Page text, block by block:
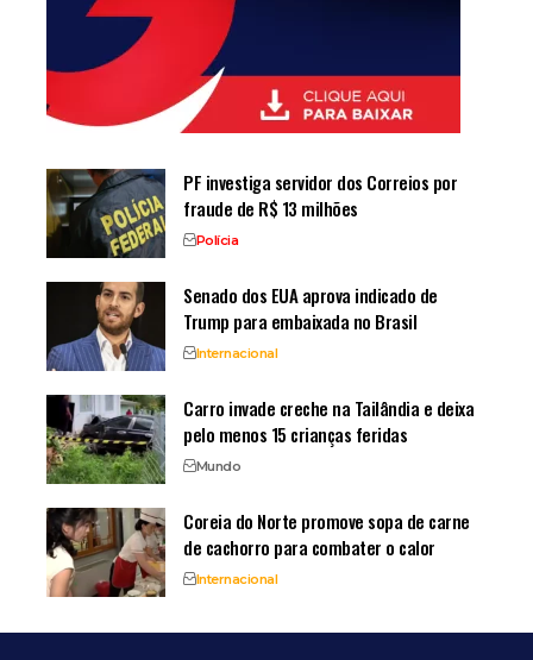
PF investiga servidor dos Correios por
fraude de R$ 13 milhões
Polícia
Senado dos EUA aprova indicado de
Trump para embaixada no Brasil
Internacional
Carro invade creche na Tailândia e deixa
pelo menos 15 crianças feridas
Mundo
Coreia do Norte promove sopa de carne
de cachorro para combater o calor
Internacional